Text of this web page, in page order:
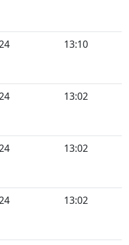
13:10
13:02
13:02
13:02